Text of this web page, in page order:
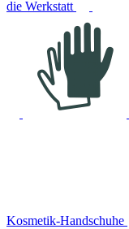
die Werkstatt
Kosmetik-Handschuhe